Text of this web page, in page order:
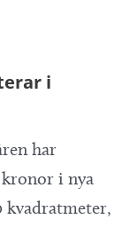
i
har
i nya
kvadratmeter,